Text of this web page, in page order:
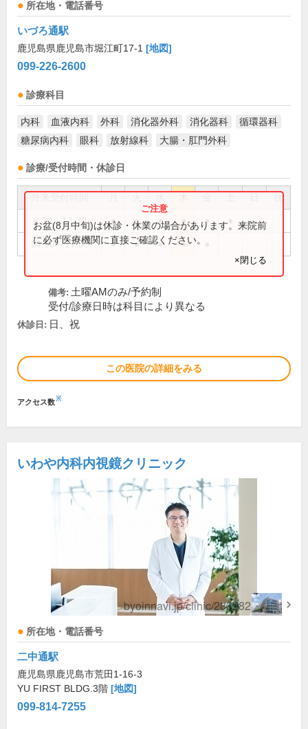
所在地・電話番号
いづろ通駅
鹿児島県鹿児島市堀江町17-1 [地図]
099-226-2600
診療科目
内科 血液内科 外科 消化器外科 消化器科
循環器科
糖尿病内科
眼科 放射線科 大腸・肛門外科
診療/受付時間・休診日
祝
8:30～12:30 ● ● ● ● ●
14:00～17:30 ● ● ● ●
お盆(8月中旬)は休診・休業の場合があります。来院前
に必ず医療機関に直接ご確認ください。
×閉じる
備考: 土曜AMのみ/予約制
受付/診療日時は科目により異なる
休診日: 日、祝
この医院の詳細をみる
アクセス数※
いわや内科内視鏡クリニック
所在地・電話番号
二中通駅
鹿児島県鹿児島市荒田1-16-3
YU FIRST BLDG.3階 [地図]
099-814-7255